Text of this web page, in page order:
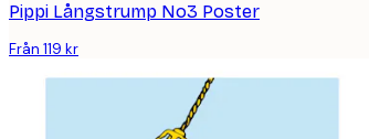
Pippi Långstrump No3 Poster
Från 119 kr